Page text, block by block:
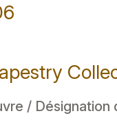
/ Désignation